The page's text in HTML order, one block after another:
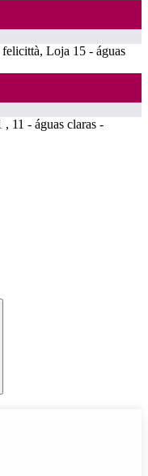
Loja 15 - águas
, 11 - águas claras -